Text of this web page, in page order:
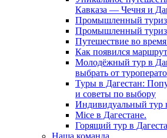
Кавказа — Чечня и
Промышленный
Промышленный
Путешествие во
Как появился
Молодёжный тур в
выбрать от
Туры в Дагестан:
и советы по выбору
Индивидуальный тур
Mice в Дагестане.
Горящий тур в
Наша команда